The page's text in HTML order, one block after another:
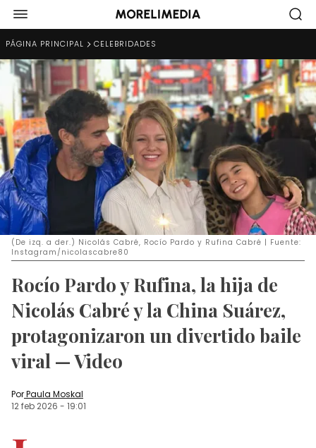
PÁGINA PRINCIPAL CELEBRIDADES
(De izq. a der.) Nicolás Cabré, Rocío Pardo y Rufina Cabré | Fuente:
Instagram/nicolascabre80
Rocío Pardo y Rufina, la hija de
Nicolás Cabré y la China Suárez,
protagonizaron un divertido baile
viral — Video
PorPaula Moskal
12 feb 2026 - 19:01